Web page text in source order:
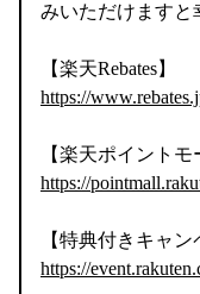
みいただけますと
【楽天Rebates】
https://
【楽天ポイントモ
https://
【特典付きキャン
https://